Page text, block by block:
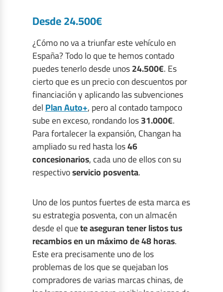
Desde 24.500€
¿Cómo no va a triunfar este vehículo en
España? Todo lo que te hemos contado
puedes tenerlo desde unos24.500€. Es
cierto que es un precio con descuentos por
financiación y aplicando las subvenciones
delPlan Auto+, pero al contado tampoco
sube en exceso, rondando los31.000€.
Para fortalecer la expansión, Changan ha
ampliado su red hasta los46
concesionarios, cada uno de ellos con su
respectivoservicio posventa.
Uno de los puntos fuertes de esta marca es
su estrategia posventa, con un almacén
desde el quete aseguran tener listos tus
recambios en un máximo de 48 horas.
Este era precisamente uno de los
problemas de los que se quejaban los
compradores de varias marcas chinas, de